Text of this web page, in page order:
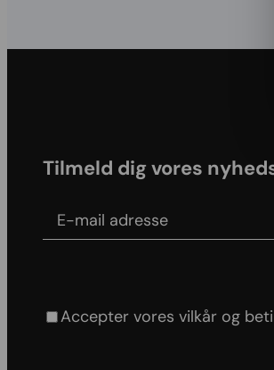
Tilmeld dig vores
Accepter vores vilkår og